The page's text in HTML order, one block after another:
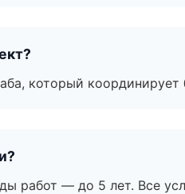
который координирует
работ — до 5 лет. Все